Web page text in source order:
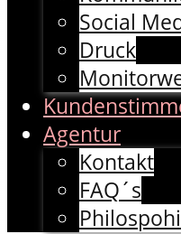
Social
Druck
Agentur
Kontakt
FAQ´s